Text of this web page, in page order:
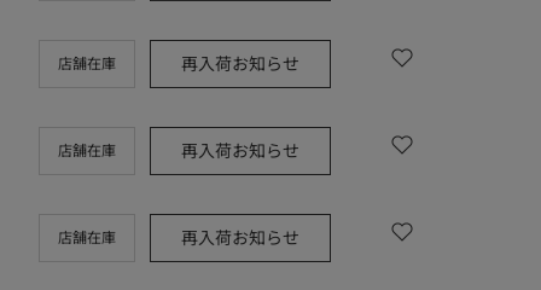
店舗在庫 再入荷お知らせ
店舗在庫 再入荷お知らせ
店舗在庫 再入荷お知らせ